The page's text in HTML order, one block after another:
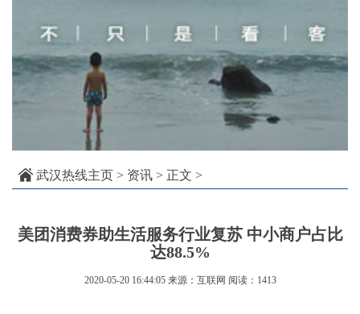
武汉热线主页 > 资讯 > 正文 >
美团消费券助生活服务行业复苏 中小商户占比
达88.5%
2020-05-20 16:44:05 来源：互联网 阅读：1413